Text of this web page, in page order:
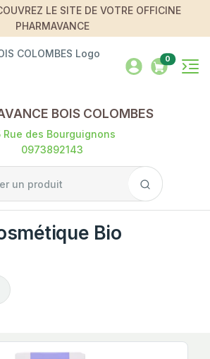
LE SITE DE VOTRE OFFICINE
PHARMAVANCE
0
BOIS COLOMBES
Rue des Bourguignons
0973892143
Bio